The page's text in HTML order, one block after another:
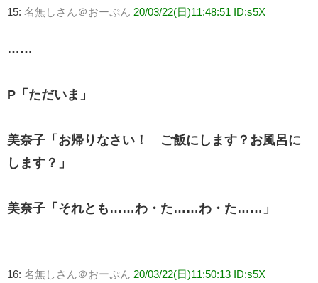
15: 名無しさん＠おーぷん 20/03/22(日)11:48:51 ID:s5X
……
P「ただいま」
美奈子「お帰りなさい！ ご飯にします？お風呂に
します？」
美奈子「それとも……わ・た……わ・た……」
16: 名無しさん＠おーぷん 20/03/22(日)11:50:13 ID:s5X